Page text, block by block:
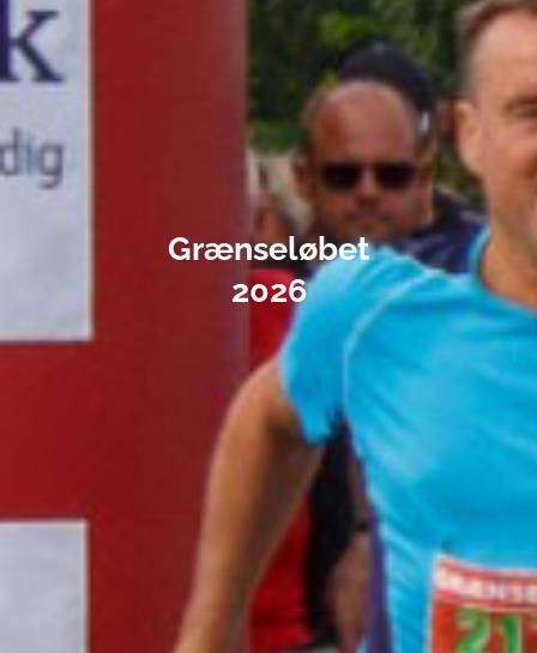
Grænseløbet
2026